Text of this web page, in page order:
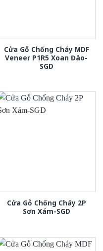
Cửa Gỗ Chống Cháy MDF
Veneer P1R5 Xoan Đào-
SGD
Cửa Gỗ Chống Cháy 2P
Sơn Xám-SGD